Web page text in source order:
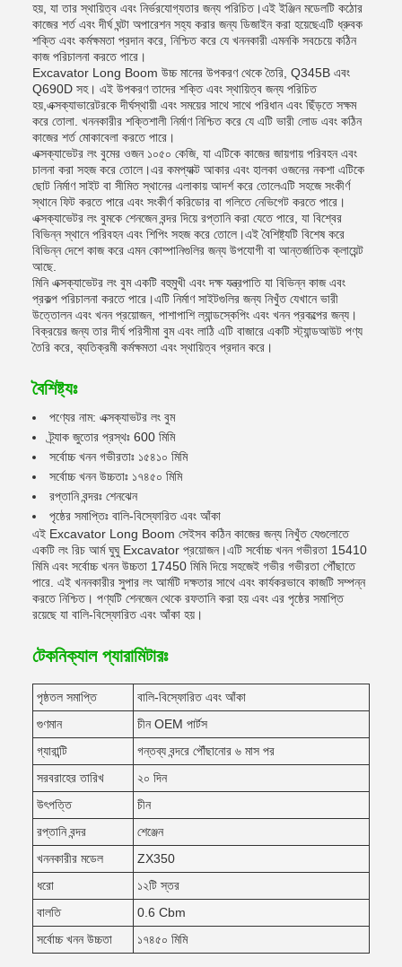
হয়, যা তার স্থায়িত্ব এবং নির্ভরযোগ্যতার জন্য পরিচিত।এই ইঞ্জিন মডেলটি কঠোর
কাজের শর্ত এবং দীর্ঘ ঘন্টা অপারেশন সহ্য করার জন্য ডিজাইন করা হয়েছেএটি ধ্রুবক
শক্তি এবং কর্মক্ষমতা প্রদান করে, নিশ্চিত করে যে খননকারী এমনকি সবচেয়ে কঠিন
কাজ পরিচালনা করতে পারে।
Excavator Long Boom উচ্চ মানের উপকরণ থেকে তৈরি, Q345B এবং
Q690D সহ। এই উপকরণ তাদের শক্তি এবং স্থায়িত্ব জন্য পরিচিত
হয়,এক্সক্যাভারেটরকে দীর্ঘস্থায়ী এবং সময়ের সাথে সাথে পরিধান এবং ছিঁড়তে সক্ষম
করে তোলা. খননকারীর শক্তিশালী নির্মাণ নিশ্চিত করে যে এটি ভারী লোড এবং কঠিন
কাজের শর্ত মোকাবেলা করতে পারে।
এক্সক্যাভেটর লং বুমের ওজন ১০৫০ কেজি, যা এটিকে কাজের জায়গায় পরিবহন এবং
চালনা করা সহজ করে তোলে।এর কমপ্যাক্ট আকার এবং হালকা ওজনের নকশা এটিকে
ছোট নির্মাণ সাইট বা সীমিত স্থানের এলাকায় আদর্শ করে তোলেএটি সহজে সংকীর্ণ
স্থানে ফিট করতে পারে এবং সংকীর্ণ করিডোর বা গলিতে নেভিগেট করতে পারে।
এক্সক্যাভেটর লং বুমকে শেনজেন বন্দর দিয়ে রপ্তানি করা যেতে পারে, যা বিশ্বের
বিভিন্ন স্থানে পরিবহন এবং শিপিং সহজ করে তোলে।এই বৈশিষ্ট্যটি বিশেষ করে
বিভিন্ন দেশে কাজ করে এমন কোম্পানিগুলির জন্য উপযোগী বা আন্তর্জাতিক ক্লায়েন্ট
আছে.
মিনি এক্সক্যাভেটর লং বুম একটি বহুমুখী এবং দক্ষ যন্ত্রপাতি যা বিভিন্ন কাজ এবং
প্রকল্প পরিচালনা করতে পারে।এটি নির্মাণ সাইটগুলির জন্য নিখুঁত যেখানে ভারী
উত্তোলন এবং খনন প্রয়োজন, পাশাপাশি ল্যান্ডস্কেপিং এবং খনন প্রকল্পের জন্য।
বিক্রয়ের জন্য তার দীর্ঘ পরিসীমা বুম এবং লাঠি এটি বাজারে একটি স্ট্যান্ডআউট পণ্য
তৈরি করে, ব্যতিক্রমী কর্মক্ষমতা এবং স্থায়িত্ব প্রদান করে।
বৈশিষ্ট্যঃ
পণ্যের নাম: এক্সক্যাভটর লং বুম
ট্র্যাক জুতোর প্রস্থঃ 600 মিমি
সর্বোচ্চ খনন গভীরতাঃ ১৫৪১০ মিমি
সর্বোচ্চ খনন উচ্চতাঃ ১৭৪৫০ মিমি
রপ্তানি বন্দরঃ শেনঝেন
পৃষ্ঠের সমাপ্তিঃ বালি-বিস্ফোরিত এবং আঁকা
এই Excavator Long Boom সেইসব কঠিন কাজের জন্য নিখুঁত যেগুলোতে
একটি লং রিচ আর্ম ঘুঘু Excavator প্রয়োজন।এটি সর্বোচ্চ খনন গভীরতা 15410
মিমি এবং সর্বোচ্চ খনন উচ্চতা 17450 মিমি দিয়ে সহজেই গভীর গভীরতা পৌঁছাতে
পারে. এই খননকারীর সুপার লং আর্মটি দক্ষতার সাথে এবং কার্যকরভাবে কাজটি সম্পন্ন
করতে নিশ্চিত। পণ্যটি শেনজেন থেকে রফতানি করা হয় এবং এর পৃষ্ঠের সমাপ্তি
রয়েছে যা বালি-বিস্ফোরিত এবং আঁকা হয়।
টেকনিক্যাল প্যারামিটারঃ
পৃষ্ঠতল সমাপ্তি
বালি-বিস্ফোরিত এবং আঁকা
গুণমান
চীন OEM পার্টস
গ্যারান্টি
গন্তব্য বন্দরে পৌঁছানোর ৬ মাস পর
সরবরাহের তারিখ
২০ দিন
উৎপত্তি
চীন
রপ্তানি বন্দর
শেঞ্জেন
খননকারীর মডেল
ZX350
ধরো
১২টি স্তর
বালতি
0.6 Cbm
সর্বোচ্চ খনন উচ্চতা
১৭৪৫০ মিমি